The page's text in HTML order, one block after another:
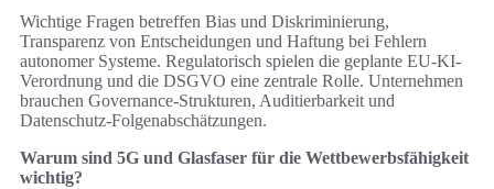
Wichtige Fragen betreffen Bias und Diskriminierung,
Transparenz von Entscheidungen und Haftung bei Fehlern
autonomer Systeme. Regulatorisch spielen die geplante EU-KI-
Verordnung und die DSGVO eine zentrale Rolle. Unternehmen
brauchen Governance-Strukturen, Auditierbarkeit und
Datenschutz-Folgenabschätzungen.
Warum sind 5G und Glasfaser für die Wettbewerbsfähigkeit
wichtig?